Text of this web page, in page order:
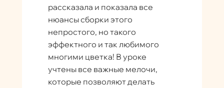
рассказала и показала все
нюансы сборки этого
непростого, но такого
эффектного и так любимого
многими цветка! В уроке
учтены все важные мелочи,
которые позволяют делать